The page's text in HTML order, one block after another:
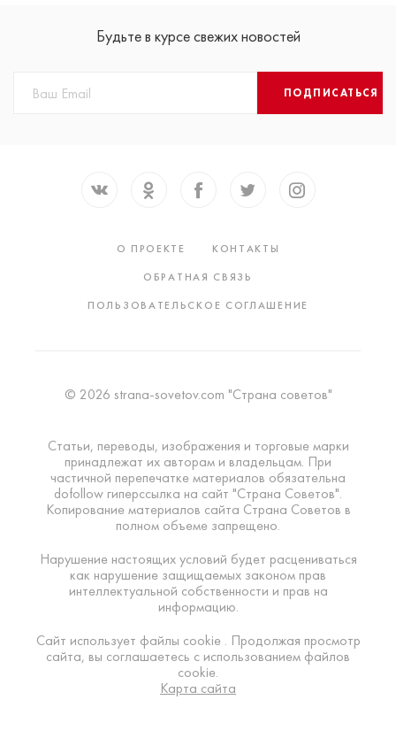
Будьте в курсе свежих новостей
ПОДПИСАТЬСЯ
О ПРОЕКТЕ
КОНТАКТЫ
ОБРАТНАЯ СВЯЗЬ
ПОЛЬЗОВАТЕЛЬСКОЕ СОГЛАШЕНИЕ
© 2026 strana-sovetov.com "Страна советов"
Статьи, переводы, изображения и торговые марки
принадлежат их авторам и владельцам. При
частичной перепечатке материалов обязательна
dofollow гиперссылка на сайт "Страна Советов".
Копирование материалов сайта Страна Советов в
полном объеме запрещено.
Нарушение настоящих условий будет расцениваться
как нарушение защищаемых законом прав
интеллектуальной собственности и прав на
информацию.
Сайт использует файлы cookie . Продолжая просмотр
сайта, вы соглашаетесь с использованием файлов
cookie.
Карта сайта